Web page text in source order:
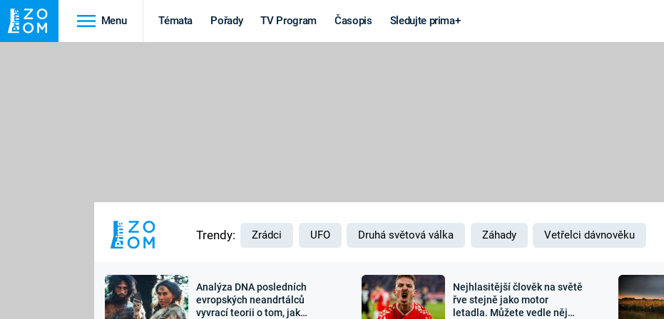
Menu Témata Pořady TV Program Časopis Sledujte prima+
MARS
Výročí
Záhady a
Zajímavosti
Trendy: Zrádci UFO Druhá světová válka Záhady Vetřelci dávnověku
Analýza DNA posledních
evropských neandrtálců
vyvrací teorii o tom, jak
Nejhlasitější člověk na světě
řve stejně jako motor
letadla. Můžete vedle něj